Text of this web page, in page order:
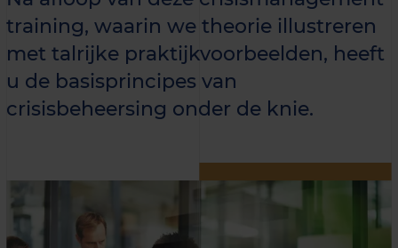
training, waarin we theorie illustreren
met talrijke praktijkvoorbeelden, heeft
u de basisprincipes van
crisisbeheersing onder de knie.